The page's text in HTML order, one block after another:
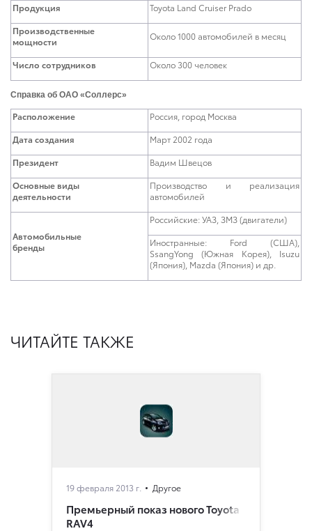
Продукция
Toyota Land Cruiser Prado
Производственные
мощности
Около 1000 автомобилей в месяц
Число сотрудников Около 300 человек
Справка об ОАО «Соллерс»
Расположение
Россия, город Москва
Дата создания
Март 2002 года
Президент
Вадим Швецов
Основные виды
деятельности
Производство и реализация
автомобилей
Автомобильные
бренды
Российские: УАЗ, ЗМЗ (двигатели)
Иностранные: Ford (США),
SsangYong (Южная Корея), Isuzu
(Япония), Mazda (Япония) и др.
ЧИТАЙТЕ ТАКЖЕ
19 февраля 2013 г. Другое
Премьерный показ нового Toyota
RAV4